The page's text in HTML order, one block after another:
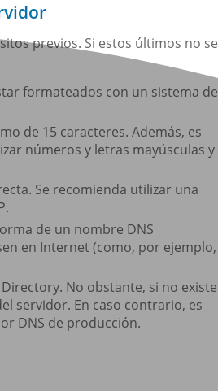
previos. Si estos últimos no se
formateados con un sistema de
de 15 caracteres. Además, es
números y letras mayúsculas y
Se recomienda utilizar una
de un nombre DNS
en Internet (como, por ejemplo,
No obstante, si no existe
servidor. En caso contrario, es
DNS de producción.